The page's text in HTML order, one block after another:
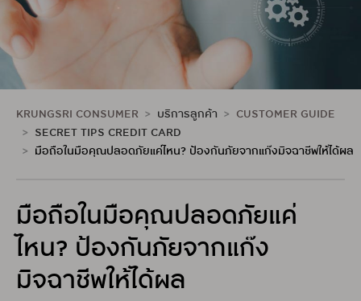
KRUNGSRI CONSUMER บริการลูกค้า
CUSTOMER GUIDE
SECRET TIPS CREDIT CARD
มือถือในมือคุณปลอดภัยแค่ไหน? ป้องกันภัยจากแก๊งมิจฉาชีพให้ได้ผล
มือถือในมือคุณปลอดภัยแค่
ไหน? ป้องกันภัยจากแก๊ง
มิจฉาชีพให้ได้ผล